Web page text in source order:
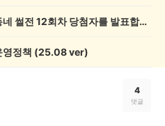
💰[당첨자 발표] 우리 동네 썰전 12회차 당첨자를 발표합니다!
영정책 (25.08 ver)
4
댓글